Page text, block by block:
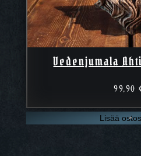
Vedenjumala
99,90
Lisää